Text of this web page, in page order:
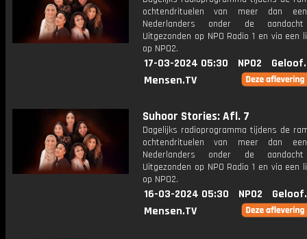
ochtendrituelen van meer dan
Nederlanders onder de
Uitgezonden op NPO Radio 1 en via een
op NPO2.
17-03-2024 05:30 NPO2
Mensen.TV
Suhoor Stories: Afl. 7
Dagelijks radioprogramma tijdens de
ochtendrituelen van meer dan
Nederlanders onder de
Uitgezonden op NPO Radio 1 en via een
op NPO2.
16-03-2024 05:30 NPO2
Mensen.TV